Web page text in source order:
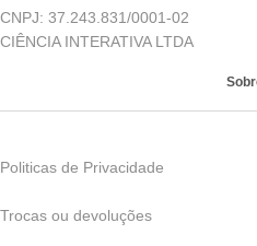
CNPJ: 37.243.831/0001-02
CIÊNCIA INTERATIVA LTDA
Politicas de Privacidade
Trocas ou devoluções